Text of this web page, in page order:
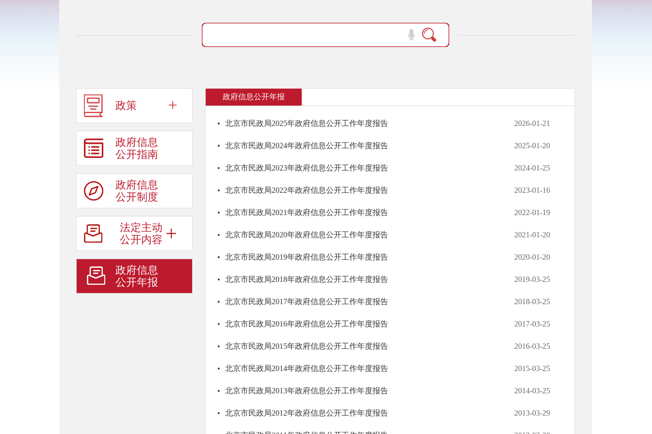
政策 +
政府信息
公开指南
政府信息
公开制度
法定主动
公开内容
政府信息
公开年报
政府信息公开年报
• 北京市民政局2025年政府信息公开工作年度报告 2026-01-21
• 北京市民政局2024年政府信息公开工作年度报告 2025-01-20
• 北京市民政局2023年政府信息公开工作年度报告 2024-01-25
• 北京市民政局2022年政府信息公开工作年度报告 2023-01-16
• 北京市民政局2021年政府信息公开工作年度报告 2022-01-19
• 北京市民政局2020年政府信息公开工作年度报告 2021-01-20
• 北京市民政局2019年政府信息公开工作年度报告 2020-01-20
• 北京市民政局2018年政府信息公开工作年度报告 2019-03-25
• 北京市民政局2017年政府信息公开工作年度报告 2018-03-25
• 北京市民政局2016年政府信息公开工作年度报告 2017-03-25
• 北京市民政局2015年政府信息公开工作年度报告 2016-03-25
• 北京市民政局2014年政府信息公开工作年度报告 2015-03-25
• 北京市民政局2013年政府信息公开工作年度报告 2014-03-25
• 北京市民政局2012年政府信息公开工作年度报告 2013-03-29